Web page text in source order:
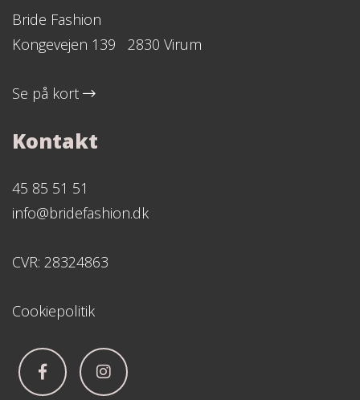
Bride Fashion
Kongevejen 139 2830 Virum
Se på kort
Kontakt
45 85 51 51
info@bridefashion.dk
CVR: 28324863
Cookiepolitik